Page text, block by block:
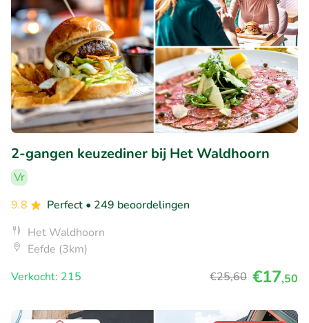
2-gangen keuzediner bij Het Waldhoorn
Vr
9.8
Perfect • 249 beoordelingen
Het Waldhoorn
Eefde (3km)
Verkocht: 215
€25,60 €17,50